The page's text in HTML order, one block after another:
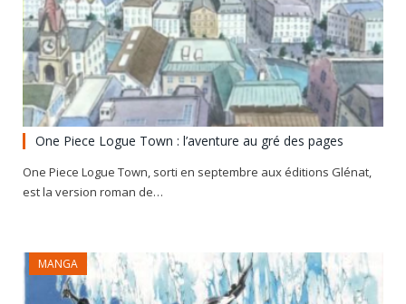
One Piece Logue Town : l’aventure au gré des pages
One Piece Logue Town, sorti en septembre aux éditions Glénat,
est la version roman de…
MANGA